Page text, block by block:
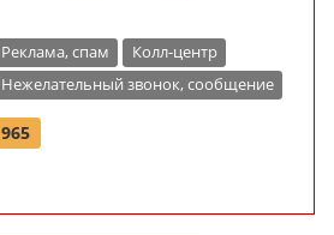
Реклама, спам
Колл-центр
Нежелательный звонок, сообщение
965